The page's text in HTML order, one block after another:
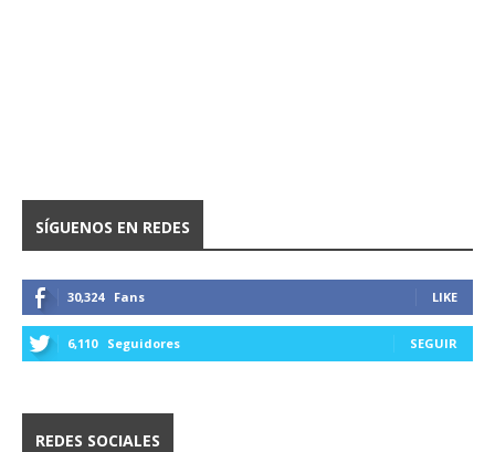
SÍGUENOS EN REDES
30,324 Fans LIKE
6,110 Seguidores SEGUIR
REDES SOCIALES